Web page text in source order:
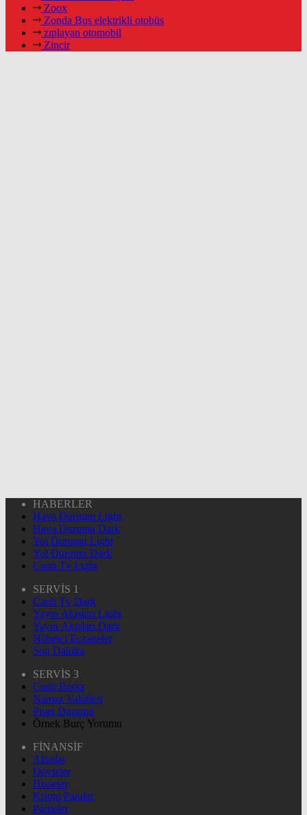
Zoox
Zonda Bus elektrikli otobüs
zıplayan otomobil
Zincir
HABERLER
Hava Durumu Light
Hava Durumu Dark
Yol Durumu Light
Yol Durumu Dark
Canlı Tv Light
SERVİS 1
Canlı Tv Dark
Yayın Akışları Light
Yayın Akışları Dark
Nöbetçi Eczaneler
Son Dakika
SERVİS 3
Canlı Borsa
Namaz Vakitleri
Puan Durumu
Örnek Burç Yorumu
FİNANSİF
Altınlar
Dövizler
Hisseler
Kripto Paralar
Pariteler